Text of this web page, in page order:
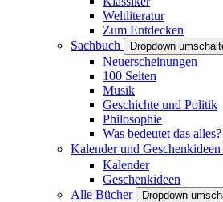
Weltliteratur
Zum Entdecken
Sachbuch
Dropdown
Neuerscheinungen
100 Seiten
Musik
Geschichte und Politik
Philosophie
Was bedeutet das alles?
Kalender und Geschenkideen
Kalender
Geschenkideen
Alle Bücher
Dropdown